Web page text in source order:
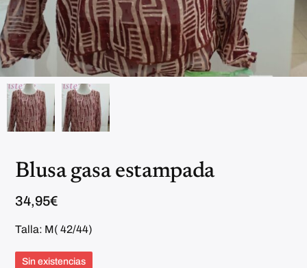
Blusa gasa estampada
34,95€
Talla: M( 42/44)
Sin existencias